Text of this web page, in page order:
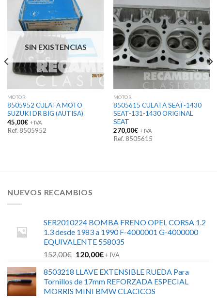
SIN EXISTENCIAS
MOTOR
8505952 CULATA MOTO
SUZUKI DR BIG (AUTISA)
45,00€ + IVA
Ref. 8505952
MOTOR
8505615 CULATA SEAT-1430
SEAT-131-1430 ORIGINAL
SEAT
270,00€ + IVA
Ref. 8505615
NUEVOS RECAMBIOS
SER2010224 BOMBA FRENO OPEL CORSA 1.2
1.3 desde 1983 a 1990 F-4000001 G-4000000
EQUIVALENTE 558035
152,00€ El
original
era:
152,00€.
120,00€El
actual
es:
120,00€.
+ IVA
8503218 LLAVE EXTENSIBLE RUEDA Para
Tornillos de 17mm REFORZADA ESPECIAL
MORRIS MINI BMW CLACICOS